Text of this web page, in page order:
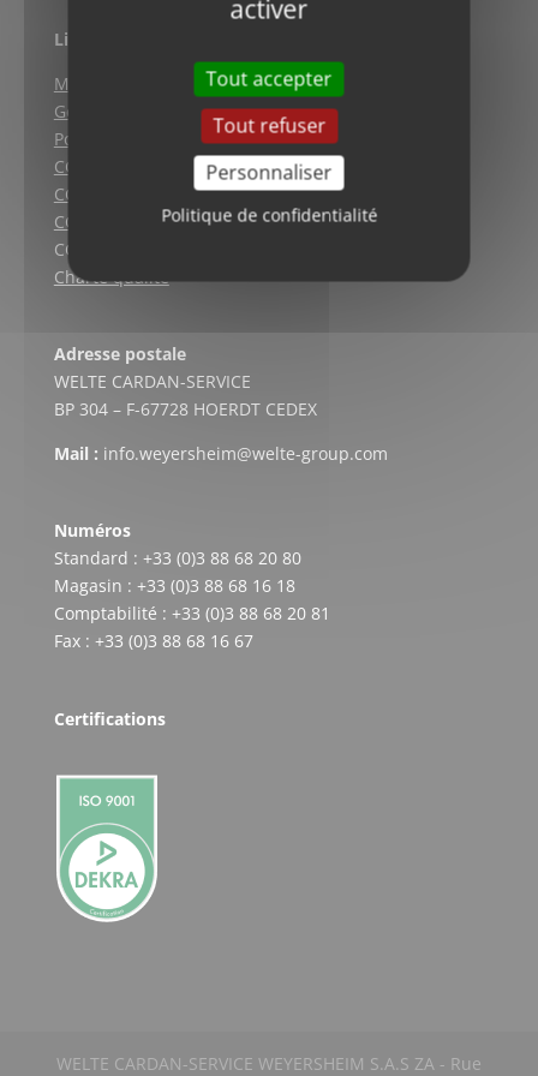
activer
Tout accepter
Tout refuser
Personnaliser
Politique de confidentialité
Liens utiles
Mentions légales
Gestion des cookies
Politique de confidentialité
CGV (Weyersheim)
CGV (Strasbourg)
CGV (Lyon)
CGV vente en ligne
Charte qualité
Adresse postale
WELTE CARDAN-SERVICE
BP 304 – F-67728 HOERDT CEDEX
Mail : info.weyersheim@welte-group.com
Numéros
Standard : +33 (0)3 88 68 20 80
Magasin : +33 (0)3 88 68 16 18
Comptabilité : +33 (0)3 88 68 20 81
Fax : +33 (0)3 88 68 16 67
Certifications
WELTE CARDAN-SERVICE WEYERSHEIM S.A.S ZA - Rue